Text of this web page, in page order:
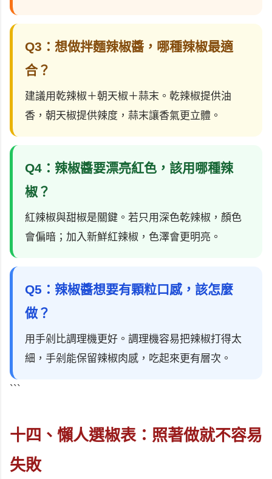
Q3：想做拌麵辣椒醬，哪種辣椒最適
合？
建議用乾辣椒＋朝天椒＋蒜末。乾辣椒提供油
香，朝天椒提供辣度，蒜末讓香氣更立體。
Q4：辣椒醬要漂亮紅色，該用哪種辣
椒？
紅辣椒與甜椒是關鍵。若只用深色乾辣椒，顏色
會偏暗；加入新鮮紅辣椒，色澤會更明亮。
Q5：辣椒醬想要有顆粒口感，該怎麼
做？
用手剁比調理機更好。調理機容易把辣椒打得太
細，手剁能保留辣椒肉感，吃起來更有層次。
```
十四、懶人選椒表：照著做就不容易
失敗